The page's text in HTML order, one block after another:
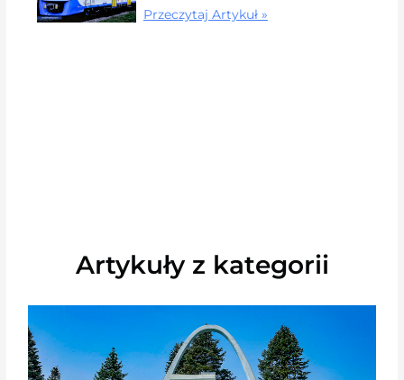
Przeczytaj Artykuł »
Artykuły z kategorii